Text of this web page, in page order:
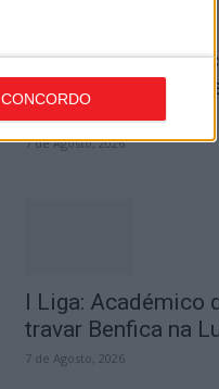
CONCORDO
Combustíveis:
baixar de forma
próxima semana
7 de Agosto, 2026
I Liga: Académico
travar Benfica na
7 de Agosto, 2026